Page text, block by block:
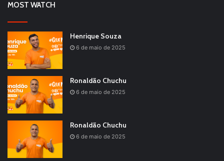
MOST WATCH
Henrique Souza
6 de maio de 2025
Ronaldão Chuchu
6 de maio de 2025
Ronaldão Chuchu
6 de maio de 2025